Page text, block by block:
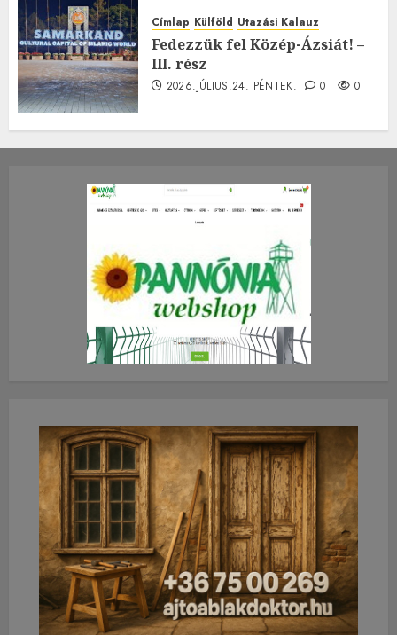
Címlap Külföld Utazási Kalauz
Fedezzük fel Közép-Ázsiát! –
III. rész
2026.JÚLIUS.24. PÉNTEK. 0 0